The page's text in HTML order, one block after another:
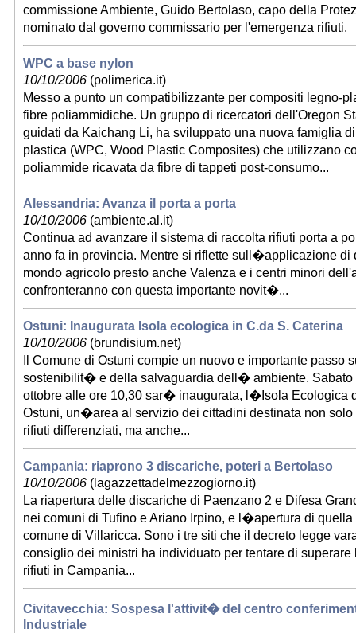
commissione Ambiente, Guido Bertolaso, capo della
nominato dal governo commissario per l'emergenza rifiuti.
WPC a base nylon
10/10/2006 (polimerica.it)
Messo a punto un compatibilizzante per compositi legno-
fibre poliammidiche. Un gruppo di ricercatori dell'Oregon
guidati da Kaichang Li, ha sviluppato una nuova famiglia
plastica (WPC, Wood Plastic Composites) che utilizzano
poliammide ricavata da fibre di tappeti post-consumo...
Alessandria: Avanza il porta a porta
10/10/2006 (ambiente.al.it)
Continua ad avanzare il sistema di raccolta rifiuti porta a
anno fa in provincia. Mentre si riflette sull�applicazione di
mondo agricolo presto anche Valenza e i centri minori
confronteranno con questa importante novit�...
Ostuni: Inaugurata Isola ecologica in C.da S. Caterina
10/10/2006 (brundisium.net)
Il Comune di Ostuni compie un nuovo e importante passo
sostenibilit� e della salvaguardia dell� ambiente. Sabato
ottobre alle ore 10,30 sar� inaugurata, l�Isola Ecologica
Ostuni, un�area al servizio dei cittadini destinata non
rifiuti differenziati, ma anche...
Campania: riaprono 3 discariche, poteri a Bertolaso
10/10/2006 (lagazzettadelmezzogiorno.it)
La riapertura delle discariche di Paenzano 2 e Difesa
nei comuni di Tufino e Ariano Irpino, e l�apertura di
comune di Villaricca. Sono i tre siti che il decreto legge
consiglio dei ministri ha individuato per tentare di
rifiuti in Campania...
Civitavecchia: Sospesa l'attivit� del centro
Industriale